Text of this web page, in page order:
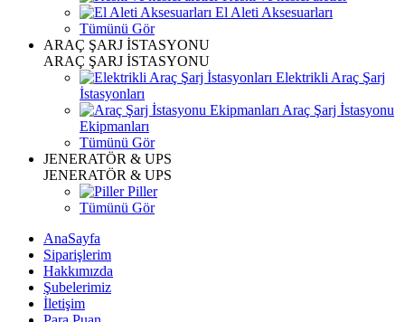
El Aleti Aksesuarları
Tümünü Gör
ARAÇ ŞARJ İSTASYONU
ARAÇ ŞARJ İSTASYONU
Elektrikli Araç Şarj
İstasyonları
Araç Şarj İstasyonu
Ekipmanları
Tümünü Gör
JENERATÖR & UPS
JENERATÖR & UPS
Piller
Tümünü Gör
AnaSayfa
Siparişlerim
Hakkımızda
Şubelerimiz
İletişim